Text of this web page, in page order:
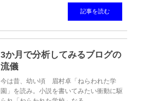
記事を読む
3か月で分析してみるブログの
流儀
今は昔、幼い頃 眉村卓「ねらわれた学
園」を読み。小説を書いてみたい衝動に駆